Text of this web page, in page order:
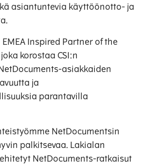
asiantuntevia käyttöönotto- ja
Inspired Partner of the
korostaa CSI:n
asiakkaiden
ja
parantavilla
NetDocumentsin
palkitsevaa. Lakialan
NetDocuments-ratkaisut